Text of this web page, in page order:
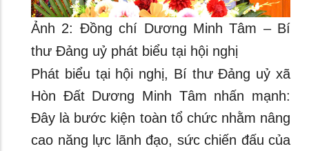
Ảnh 2: Đồng chí Dương Minh Tâm – Bí
thư Đảng uỷ phát biểu tại hội nghị
Phát biểu tại hội nghị, Bí thư Đảng uỷ xã
Hòn Đất Dương Minh Tâm nhấn mạnh:
Đây là bước kiện toàn tổ chức nhằm nâng
cao năng lực lãnh đạo, sức chiến đấu của